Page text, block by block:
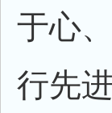
于心
行先